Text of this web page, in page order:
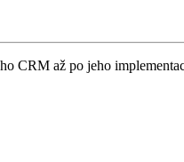
CRM až po jeho